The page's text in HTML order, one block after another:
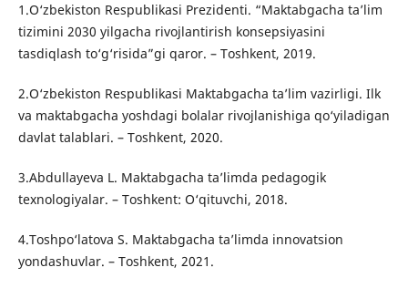
1.O‘zbekiston Respublikasi Prezidenti. “Maktabgacha ta’lim
tizimini 2030 yilgacha rivojlantirish konsepsiyasini
tasdiqlash to‘g‘risida”gi qaror. – Toshkent, 2019.
2.O‘zbekiston Respublikasi Maktabgacha ta’lim vazirligi. Ilk
va maktabgacha yoshdagi bolalar rivojlanishiga qo‘yiladigan
davlat talablari. – Toshkent, 2020.
3.Abdullayeva L. Maktabgacha ta’limda pedagogik
texnologiyalar. – Toshkent: O‘qituvchi, 2018.
4.Toshpo‘latova S. Maktabgacha ta’limda innovatsion
yondashuvlar. – Toshkent, 2021.